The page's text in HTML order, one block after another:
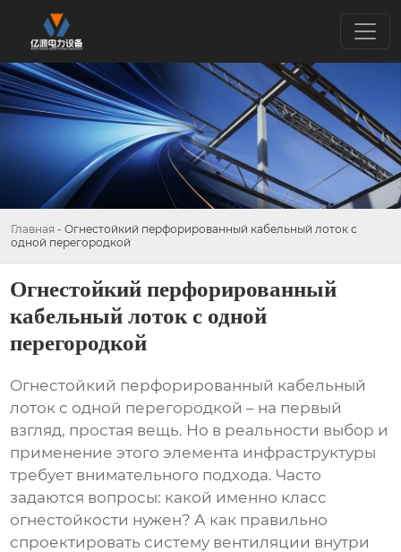
Главная - Огнестойкий перфорированный кабельный лоток с
одной перегородкой
Огнестойкий перфорированный
кабельный лоток с одной
перегородкой
Огнестойкий перфорированный кабельный
лоток с одной перегородкой – на первый
взгляд, простая вещь. Но в реальности выбор и
применение этого элемента инфраструктуры
требует внимательного подхода. Часто
задаются вопросы: какой именно класс
огнестойкости нужен? А как правильно
спроектировать систему вентиляции внутри